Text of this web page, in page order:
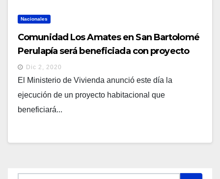
Nacionales
Comunidad Los Amates en San Bartolomé
Perulapía será beneficiada con proyecto
habitacional
Dic 2, 2020
El Ministerio de Vivienda anunció este día la
ejecución de un proyecto habitacional que
beneficiará...